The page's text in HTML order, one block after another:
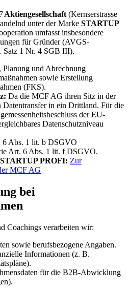
Aktiengesellschaft (Kernserstrasse
unter der Marke STARTUP
umfasst insbesondere
für Gründer (AVGS-
Satz 1 Nr. 4 SGB III).
und Abrechnung
sowie Erstellung
(FKS).
Da die MCF AG ihren Sitz in der
Datentransfer in ein Drittland. Für die
der EU-
Datenschutzniveau
6 Abs. 1 lit. b DSGVO
Art. 6 Abs. 1 lit. f DSGVO.
PROFI: Zur
MCF AG
bei
Coachings verarbeiten wir:
sowie berufsbezogene Angaben.
Informationen (z. B.
für die B2B-Abwicklung